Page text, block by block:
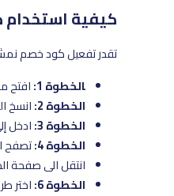
كيفية
تقدر تفعيل كود خصم
الخطوة 1:
افتح
الخطوة 2:
انسخ
الخطوة 3:
ادخل
الخطوة 4:
تصفح
انتقل الى صفحة
الخطوة 6:
اختر